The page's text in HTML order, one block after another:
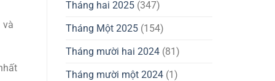
và
Tháng hai 2025 (347)
Tháng Một 2025 (154)
Tháng mười hai 2024 (81)
Tháng mười một 2024 (1)